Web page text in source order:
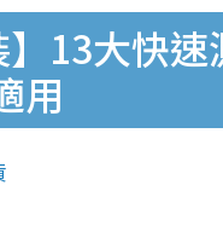
】13大快
用